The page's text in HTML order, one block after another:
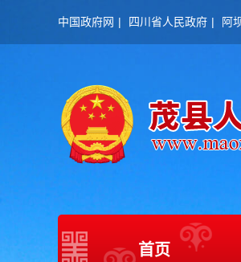
中国政府网 | 四川省人民政府 | 阿
首页